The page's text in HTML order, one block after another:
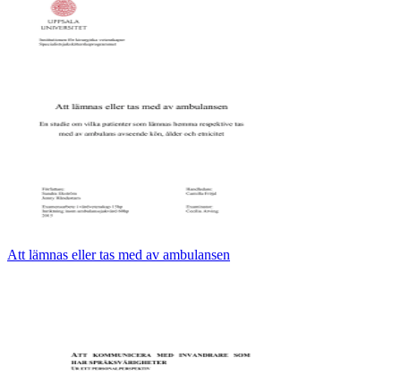
Att lämnas eller tas med av ambulansen